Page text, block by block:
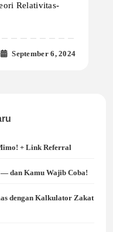
Relativitas-
September 6, 2024
+ Link Referral
dan Kamu Wajib Coba!
dengan Kalkulator Zakat